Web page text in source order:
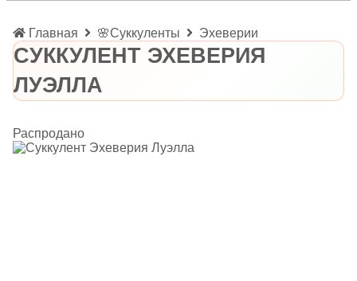
Главная 🌸Суккуленты Эхеверии
СУККУЛЕНТ ЭХЕВЕРИЯ
ЛУЭЛЛА
Распродано